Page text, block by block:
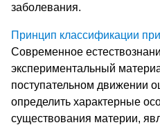
заболевания.
Принцип классификации
Современное
экспериментальный
поступательном движении
определить характерные
существования материи,